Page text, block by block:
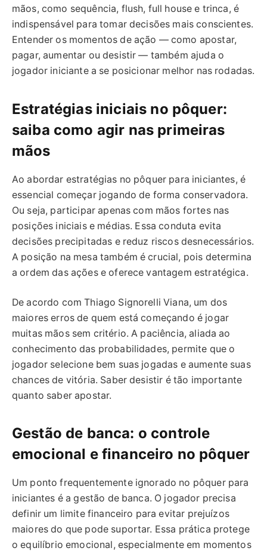
mãos, como sequência, flush, full house e trinca, é
indispensável para tomar decisões mais conscientes.
Entender os momentos de ação — como apostar,
pagar, aumentar ou desistir — também ajuda o
jogador iniciante a se posicionar melhor nas rodadas.
Estratégias iniciais no pôquer:
saiba como agir nas primeiras
mãos
Ao abordar estratégias no pôquer para iniciantes, é
essencial começar jogando de forma conservadora.
Ou seja, participar apenas com mãos fortes nas
posições iniciais e médias. Essa conduta evita
decisões precipitadas e reduz riscos desnecessários.
A posição na mesa também é crucial, pois determina
a ordem das ações e oferece vantagem estratégica.
De acordo com Thiago Signorelli Viana, um dos
maiores erros de quem está começando é jogar
muitas mãos sem critério. A paciência, aliada ao
conhecimento das probabilidades, permite que o
jogador selecione bem suas jogadas e aumente suas
chances de vitória. Saber desistir é tão importante
quanto saber apostar.
Gestão de banca: o controle
emocional e financeiro no pôquer
Um ponto frequentemente ignorado no pôquer para
iniciantes é a gestão de banca. O jogador precisa
definir um limite financeiro para evitar prejuízos
maiores do que pode suportar. Essa prática protege
o equilíbrio emocional, especialmente em momentos